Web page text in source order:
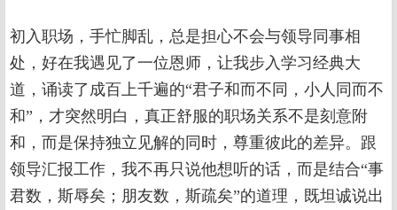
初入职场，手忙脚乱，总是担心不会与领导同事相
处，好在我遇见了一位恩师，让我步入学习经典大
道，诵读了成百上千遍的“君子和而不同，小人同而不
和”，才突然明白，真正舒服的职场关系不是刻意附
和，而是保持独立见解的同时，尊重彼此的差异。跟
领导汇报工作，我不再只说他想听的话，而是结合“事
君数，斯辱矣；朋友数，斯疏矣”的道理，既坦诚说出